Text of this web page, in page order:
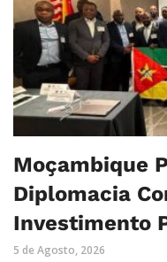
Moçambique
Diplomacia
Investimento
5 de Agosto, 2026